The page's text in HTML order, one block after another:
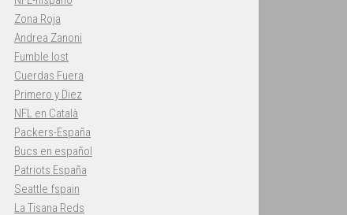
Zona Roja
Andrea Zanoni
Fumble lost
Cuerdas Fuera
Primero y Diez
NFL en Català
Packers-España
Bucs en español
Patriots España
Seattle fspain
La Tisana Reds